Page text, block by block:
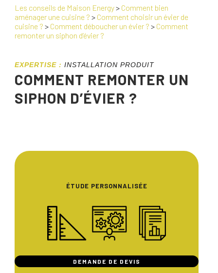
Les conseils de Maison Energy> Comment bien
aménager une cuisine ? > Comment choisir un évier de
cuisine ? > Comment déboucher un évier ? > Comment
remonter un siphon d’évier ?
EXPERTISE : INSTALLATION PRODUIT
COMMENT REMONTER UN
SIPHON D’ÉVIER ?
ÉTUDE PERSONNALISÉE
DEMANDE DE DEVIS